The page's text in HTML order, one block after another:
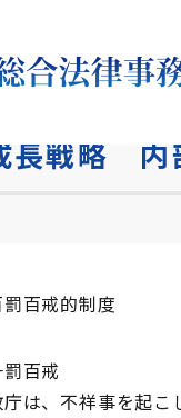
長戦略 内
百戒的制度
百戒
は、不祥事を起こ